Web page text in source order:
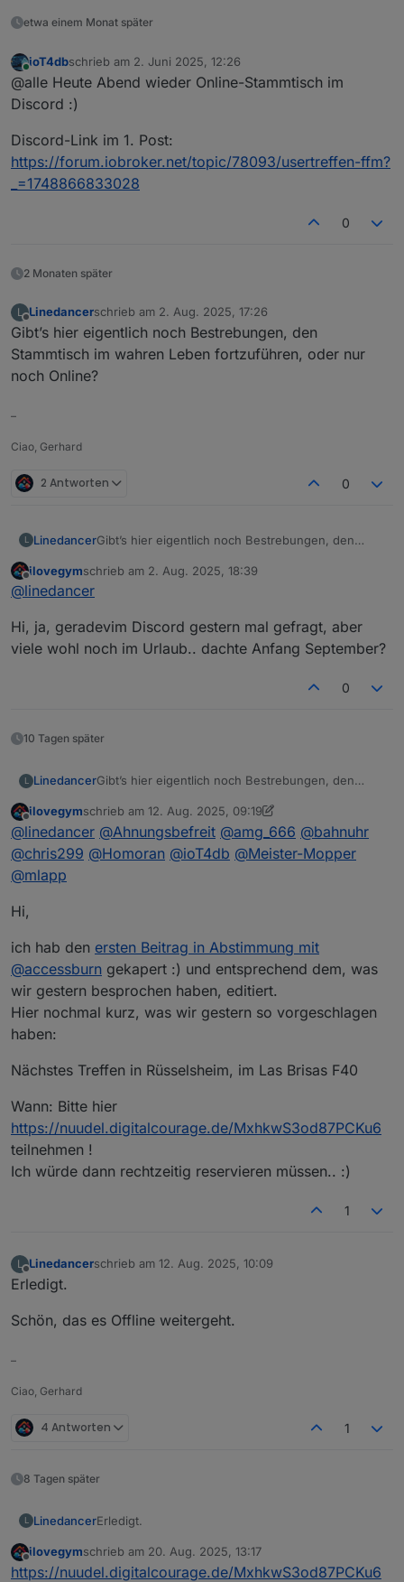
etwa einem Monat später
Online
ioT4dbschrieb am 2. Juni 2025, 12:26
zuletzt editiert von
@alle Heute Abend wieder Online-Stammtisch im
Discord :)
Discord-Link im 1. Post:
https://forum.iobroker.net/topic/78093/usertreffen-ffm?
_=1748866833028
0
2 Monaten später
L
Offline
Linedancerschrieb am 2. Aug. 2025, 17:26
zuletzt editiert von
Gibt’s hier eigentlich noch Bestrebungen, den
Stammtisch im wahren Leben fortzuführen, oder nur
noch Online?
–
Ciao, Gerhard
2 Antworten 0
L LinedancerGibt’s hier eigentlich noch Bestrebungen, den
nur noch Online?
Offline
ilovegymschrieb am 2. Aug. 2025, 18:39
zuletzt editiert von
@linedancer
Hi, ja, geradevim Discord gestern mal gefragt, aber
viele wohl noch im Urlaub.. dachte Anfang September?
0
10 Tagen später
L LinedancerGibt’s hier eigentlich noch Bestrebungen, den
nur noch Online?
Offline
ilovegymschrieb am 12. Aug. 2025, 09:19
zuletzt editiert von ilovegym8. Dez. 2025, 12:04
@linedancer @Ahnungsbefreit @amg_666 @bahnuhr
@chris299 @Homoran @ioT4db @Meister-Mopper
@mlapp
Hi,
ich hab den ersten Beitrag in Abstimmung mit
@accessburn gekapert :) und entsprechend dem, was
wir gestern besprochen haben, editiert.
Hier nochmal kurz, was wir gestern so vorgeschlagen
haben:
Nächstes Treffen in Rüsselsheim, im Las Brisas F40
Wann: Bitte hier
https://nuudel.digitalcourage.de/MxhkwS3od87PCKu6
teilnehmen !
Ich würde dann rechtzeitig reservieren müssen.. :)
1
L
Offline
Linedancerschrieb am 12. Aug. 2025, 10:09
zuletzt editiert von
Erledigt.
Schön, das es Offline weitergeht.
–
Ciao, Gerhard
4 Antworten 1
8 Tagen später
L LinedancerErledigt.
Schön, das es Offline weitergeht.
Offline
ilovegymschrieb am 20. Aug. 2025, 13:17
zuletzt editiert von
https://nuudel.digitalcourage.de/MxhkwS3od87PCKu6